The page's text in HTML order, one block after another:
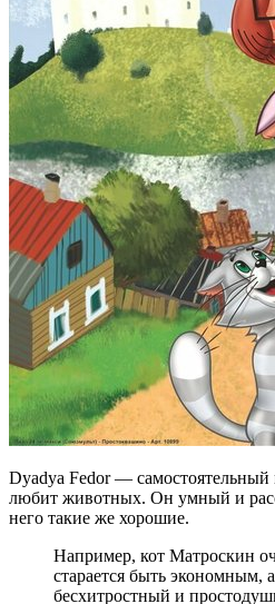
Dyadya Fedor — самостоятельный
любит животных. Он умный и
него такие же хорошие.
Например, кот Матроскин
старается быть
бесхитростный и